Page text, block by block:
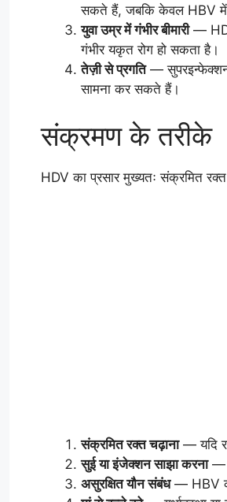
सकते हैं, जबकि केवल HBV
युवा उम्र में गंभीर बीमारी—
गंभीर यकृत रोग हो सकता है।
तेज़ी से प्रगति— सुपरइन्फेक्शन
सामना कर सकते हैं।
संक्रमण के तरीके
HDV का प्रसार मुख्यतः संक्रमित
संक्रमित रक्त चढ़ाना— यदि
सुई या इंजेक्शन साझा करना—
असुरक्षित यौन संबंध— HBV